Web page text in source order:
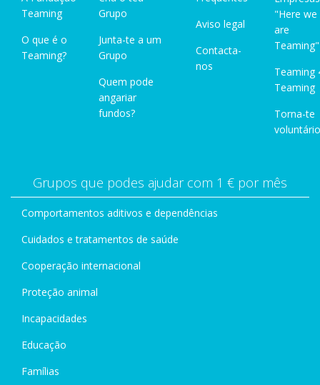
Teaming
O que é o
Teaming?
Grupo
Junta-te a um
Grupo
Quem pode
angariar
fundos?
Aviso legal
Contacta-
nos
"Here we
are
Teaming"
Teaming
Teaming
Torna-te
Grupos que podes ajudar com 1 € por mês
Comportamentos aditivos e dependências
Cuidados e tratamentos de saúde
Cooperação internacional
Proteção animal
Incapacidades
Educação
Famílias